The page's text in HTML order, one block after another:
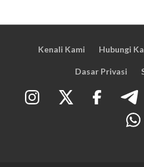
Kenali Kami Hubungi
Dasar Privasi